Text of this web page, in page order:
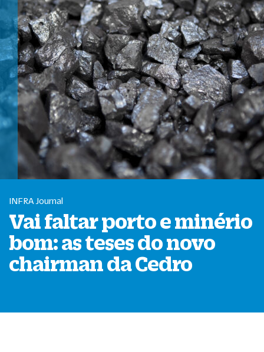
INFRA Journal
Vai faltar porto e minério
bom: as teses do novo
chairman da Cedro